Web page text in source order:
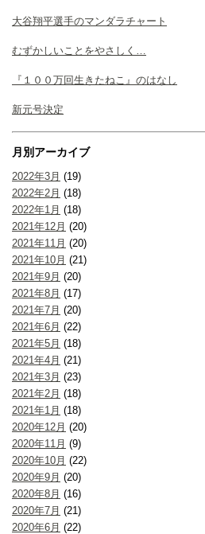
大谷翔平選手のマンダラチャート
むずかしいことをやさしく…
『１００万回生きたねこ』のはなし
新元号決定
月別アーカイブ
2022年3月 (19)
2022年2月 (18)
2022年1月 (18)
2021年12月 (20)
2021年11月 (20)
2021年10月 (21)
2021年9月 (20)
2021年8月 (17)
2021年7月 (20)
2021年6月 (22)
2021年5月 (18)
2021年4月 (21)
2021年3月 (23)
2021年2月 (18)
2021年1月 (18)
2020年12月 (20)
2020年11月 (9)
2020年10月 (22)
2020年9月 (20)
2020年8月 (16)
2020年7月 (21)
2020年6月 (22)